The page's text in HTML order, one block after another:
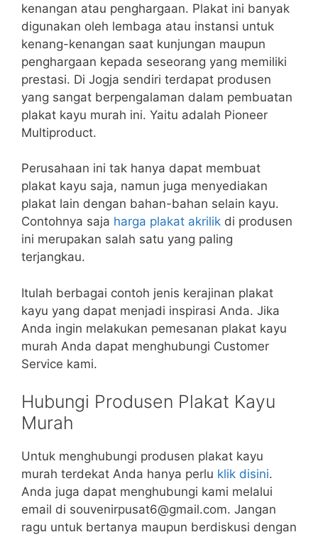
kenangan atau penghargaan. Plakat ini banyak
digunakan oleh lembaga atau instansi untuk
kenang-kenangan saat kunjungan maupun
penghargaan kepada seseorang yang memiliki
prestasi. Di Jogja sendiri terdapat produsen
yang sangat berpengalaman dalam pembuatan
plakat kayu murah ini. Yaitu adalah Pioneer
Multiproduct.
Perusahaan ini tak hanya dapat membuat
plakat kayu saja, namun juga menyediakan
plakat lain dengan bahan-bahan selain kayu.
Contohnya saja harga plakat akrilik di produsen
ini merupakan salah satu yang paling
terjangkau.
Itulah berbagai contoh jenis kerajinan plakat
kayu yang dapat menjadi inspirasi Anda. Jika
Anda ingin melakukan pemesanan plakat kayu
murah Anda dapat menghubungi Customer
Service kami.
Hubungi Produsen Plakat Kayu
Murah
Untuk menghubungi produsen plakat kayu
murah terdekat Anda hanya perlu klik disini.
Anda juga dapat menghubungi kami melalui
email di souvenirpusat6@gmail.com. Jangan
ragu untuk bertanya maupun berdiskusi dengan